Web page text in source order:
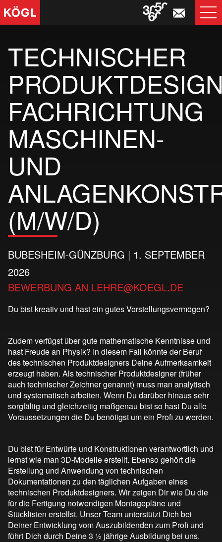
TECHNISCHER
FACHRICHTUNG
MASCHINEN-
UND
(M/W/D)
BUBESHEIM-GÜNZBURG | 1. SEPTEMBER
2026
BEWERBUNG AN LEHRE@KOEGL.DE
Du bist kreativ und hast ein gutes Vorstellungsvermögen?
Zudem verfügst über gute mathematische Kenntnisse und
hast Freude an Physik? In diesem Fall könnte der Beruf
des technischen Produktdesigners Deine Aufmerksamkeit
erzeugt haben. Als technischer Produktdesigner (früher
auch technischer Zeichner genannt) muss man analytisch
und systematisch arbeiten. Wenn Du darüber hinaus sehr
sorgfältig und gleichzeitig maßgenau bist so hast Du alle
Voraussetzungen die Du benötigst um ein Profi zu werden.
Du bist für Entwürfe und Konstruktionen verantwortlich und
lernst wie man 3D-Modelle erstellt. Ebenso gehört die
Erstellung und Anwendung von technischen
Dokumentationen zu den täglichen Aufgaben eines
technischen Produktdesigners. Wir zeigen Dir wie Du die
für die Fertigung notwendigen Montagepläne und
Stücklisten erstellst. Unser Team unterstützt Dich bei
Deiner Entwicklung vom Auszubildenden zum Profi und
führt Dich durch Deine 3 ½ jährige Ausbildung bei uns.